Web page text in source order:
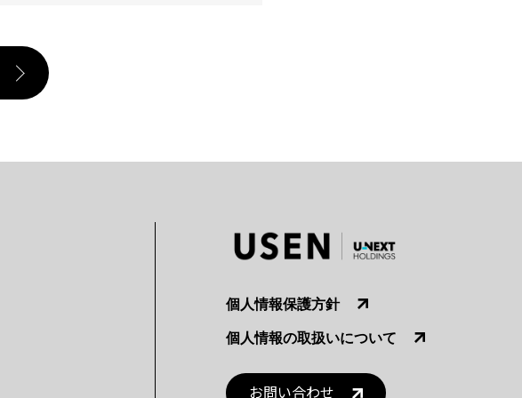
個人情報保護方針
個人情報の取扱いについて
お問い合わせ